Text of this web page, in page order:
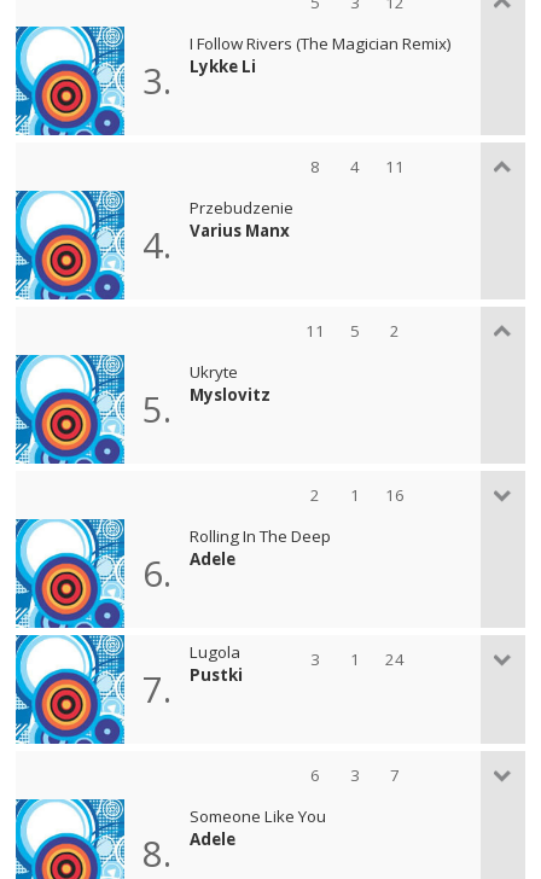
3.
I Follow Rivers (The Magician Remix)
Lykke Li
8 4 11
4.
Przebudzenie
Varius Manx
11 5 2
5.
Ukryte
Myslovitz
2 1 16
6.
Rolling In The Deep
Adele
3 1 24
7.
Lugola
Pustki
6 3 7
8.
Someone Like You
Adele